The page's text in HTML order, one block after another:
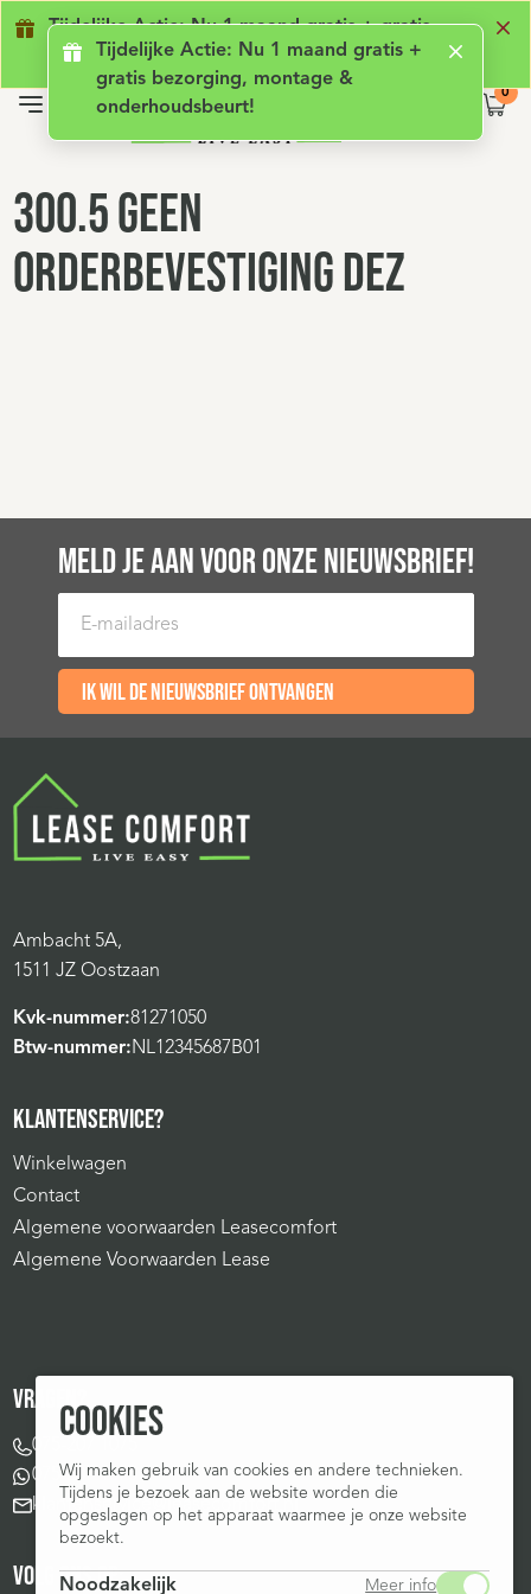
Tijdelijke Actie: Nu 1 maand gratis + gratis
bezorging, montage & onderhoudsbeurt!
Tijdelijke Actie: Nu 1 maand gratis +
gratis bezorging, montage &
onderhoudsbeurt!
Geen lening met rente Luxe comfort
300.5 Geen
orderbevestiging DEZ
MELD JE AAN VOOR ONZE NIEUWSBRIEF!
E-mailadres
Ik wil de nieuwsbrief ontvangen
Ambacht 5A,
1511 JZ Oostzaan
Kvk-nummer:81271050
Btw-nummer: NL12345687B01
KLANTENSERVICE?
Winkelwagen
Contact
Algemene voorwaarden Leasecomfort
Algemene Voorwaarden Lease
VRAGEN?
075-207 1075
075-207 1075
klantenservice@leasecomfort.nl
VOLG ONS OP:
COOKIES
Wij maken gebruik van cookies en andere technieken.
Tijdens je bezoek aan de website worden die
opgeslagen op het apparaat waarmee je onze website
bezoekt.
Noodzakelijk Meer info